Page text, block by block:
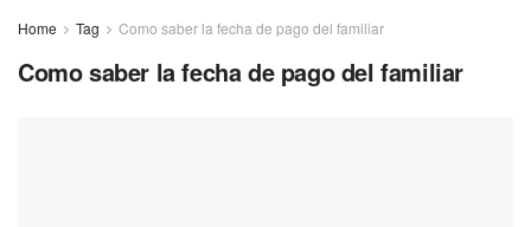
Home Tag Como saber la fecha de pago del familiar
Como saber la fecha de pago del familiar